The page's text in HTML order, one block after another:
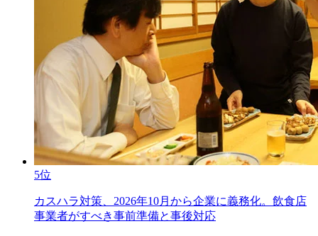
5位
カスハラ対策、2026年10月から企業に義務化。飲食店
事業者がすべき事前準備と事後対応